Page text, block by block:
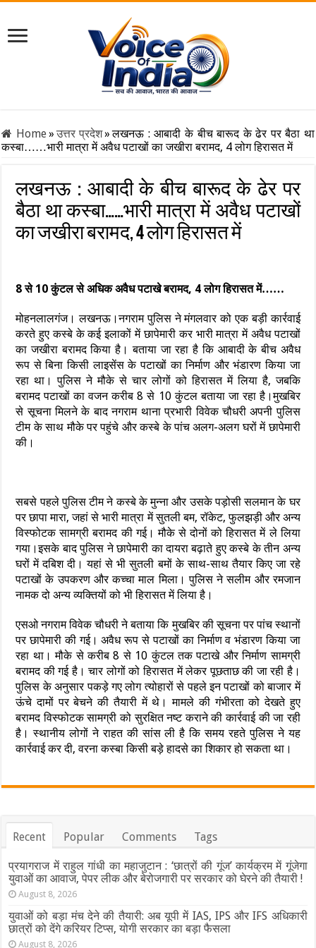
Home»उत्तर प्रदेश» लखनऊ : आबादी के बीच बारूद के ढेर पर बैठा था
कस्बा……भारी मात्रा में अवैध पटाखों का जखीरा बरामद, 4 लोग हिरासत में
लखनऊ : आबादी के बीच बारूद के ढेर पर
बैठा था कस्बा……भारी मात्रा में अवैध पटाखों
का जखीरा बरामद, 4 लोग हिरासत में
8 से 10 कुंटल से अधिक अवैध पटाखे बरामद, 4 लोग हिरासत में……
मोहनलालगंज। लखनऊ।नगराम पुलिस ने मंगलवार को एक बड़ी कार्रवाई
करते हुए कस्बे के कई इलाकों में छापेमारी कर भारी मात्रा में अवैध पटाखों
का जखीरा बरामद किया है। बताया जा रहा है कि आबादी के बीच अवैध
रूप से बिना किसी लाइसेंस के पटाखों का निर्माण और भंडारण किया जा
रहा था। पुलिस ने मौके से चार लोगों को हिरासत में लिया है, जबकि
बरामद पटाखों का वजन करीब 8 से 10 कुंटल बताया जा रहा है।मुखबिर
से सूचना मिलने के बाद नगराम थाना प्रभारी विवेक चौधरी अपनी पुलिस
टीम के साथ मौके पर पहुंचे और कस्बे के पांच अलग-अलग घरों में छापेमारी
की।
सबसे पहले पुलिस टीम ने कस्बे के मुन्ना और उसके पड़ोसी सलमान के घर
पर छापा मारा, जहां से भारी मात्रा में सुतली बम, रॉकेट, फुलझड़ी और अन्य
विस्फोटक सामग्री बरामद की गई। मौके से दोनों को हिरासत में ले लिया
गया।इसके बाद पुलिस ने छापेमारी का दायरा बढ़ाते हुए कस्बे के तीन अन्य
घरों में दबिश दी। यहां से भी सुतली बमों के साथ-साथ तैयार किए जा रहे
पटाखों के उपकरण और कच्चा माल मिला। पुलिस ने सलीम और रमजान
नामक दो अन्य व्यक्तियों को भी हिरासत में लिया है।
एसओ नगराम विवेक चौधरी ने बताया कि मुखबिर की सूचना पर पांच स्थानों
पर छापेमारी की गई। अवैध रूप से पटाखों का निर्माण व भंडारण किया जा
रहा था। मौके से करीब 8 से 10 कुंटल तक पटाखे और निर्माण सामग्री
बरामद की गई है। चार लोगों को हिरासत में लेकर पूछताछ की जा रही है।
पुलिस के अनुसार पकड़े गए लोग त्योहारों से पहले इन पटाखों को बाजार में
ऊंचे दामों पर बेचने की तैयारी में थे। मामले की गंभीरता को देखते हुए
बरामद विस्फोटक सामग्री को सुरक्षित नष्ट कराने की कार्रवाई की जा रही
है। स्थानीय लोगों ने राहत की सांस ली है कि समय रहते पुलिस ने यह
कार्रवाई कर दी, वरना कस्बा किसी बड़े हादसे का शिकार हो सकता था।
Recent Popular Comments Tags
प्रयागराज में राहुल गांधी का महाजुटान : ‘छात्रों की गूंज’ कार्यक्रम में गूंजेगा
युवाओं का आवाज, पेपर लीक और बेरोजगारी पर सरकार को घेरने की तैयारी !
August 8, 2026
युवाओं को बड़ा मंच देने की तैयारी: अब यूपी में IAS, IPS और IFS अधिकारी
छात्रों को देंगे करियर टिप्स, योगी सरकार का बड़ा फैसला
August 8, 2026